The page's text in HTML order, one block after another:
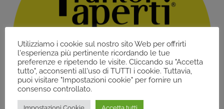
Utilizziamo i cookie sul nostro sito Web per offrirti
l'esperienza più pertinente ricordando le tue
preferenze e ripetendo le visite. Cliccando su "Accetta
tutto", acconsenti all'uso di TUTTI i cookie. Tuttavia,
puoi visitare "Impostazioni cookie" per fornire un
consenso controllato.